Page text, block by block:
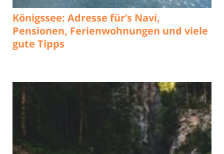
Königssee: Adresse für’s Navi,
Pensionen, Ferienwohnungen und viele
gute Tipps